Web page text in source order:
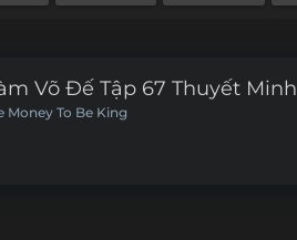
Võ Đế Tập 67 Thuyết Minh
Money To Be King